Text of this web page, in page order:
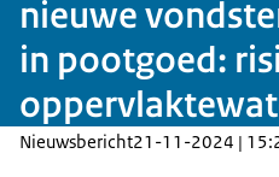
nieuwe
in pootgoed:
Nieuwsbericht21-11-2024 |